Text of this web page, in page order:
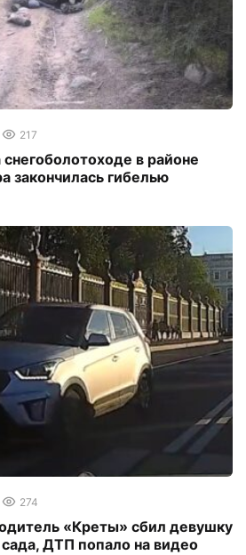
217
снегоболотоходе в районе
закончилась гибелью
274
«Креты» сбил девушку
сада, ДТП попало на видео